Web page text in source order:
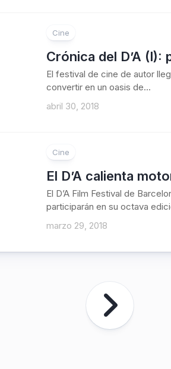
Cine
Crónica del D’A
El festival de cine de autor
convertir en un oasis de...
abril 30, 2018
Cine
El D’A calienta
El D’A Film Festival de
participarán en su octava
marzo 29, 2018